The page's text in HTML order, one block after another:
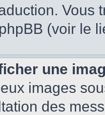
Vous
(voir le
une
images
des